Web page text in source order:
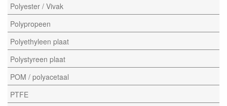
Polyester / Vivak
Polypropeen
Polyethyleen plaat
Polystyreen plaat
POM / polyacetaal
PTFE